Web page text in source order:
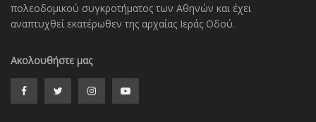
πολεοδομικού συγκροτήματος των Αθηνών και έχει
αναπτυχθεί εκατέρωθεν της αρχαίας Ιεράς Οδού.
Ακολουθήστε μας